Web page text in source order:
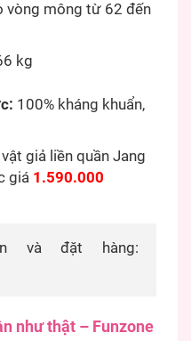
vòng mông từ 62 đến
kg
100% kháng khuẩn,
giả liền quần Jang
giá 1.590.000
và đặt hàng:
như thật – Funzone